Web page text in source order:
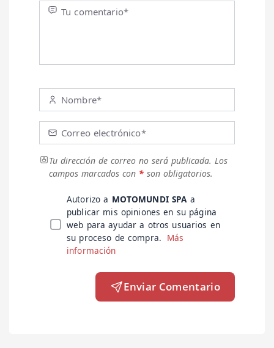
Tu comentario*
Nombre*
Correo electrónico*
Tu dirección de correo no será publicada. Los
campos marcados con * son obligatorios.
Autorizo a MOTOMUNDI SPAa
publicar mis opiniones en su página
web para ayudar a otros usuarios en
su proceso de compra. Más
información
Enviar Comentario